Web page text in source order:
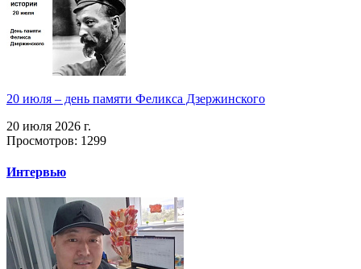
20 июля – день памяти Феликса Дзержинского
20 июля 2026 г.
Просмотров: 1299
Интервью